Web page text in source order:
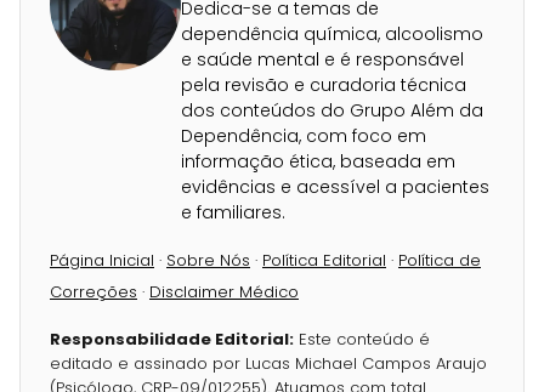
Dedica-se a temas de
dependência química, alcoolismo
e saúde mental e é responsável
pela revisão e curadoria técnica
dos conteúdos do Grupo Além da
Dependência, com foco em
informação ética, baseada em
evidências e acessível a pacientes
e familiares.
Página Inicial · Sobre Nós · Política Editorial · Política de
Correções · Disclaimer Médico
Responsabilidade Editorial: Este conteúdo é
editado e assinado por Lucas Michael Campos Araujo